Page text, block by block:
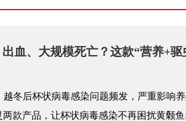
血、大规模死亡？这款“营养+
越冬后杯状病毒感染问题频发，严重影响
两款产品，让杯状病毒感染不再困扰黄颡鱼